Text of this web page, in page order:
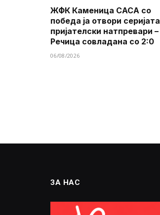
ЖФК Каменица САСА со
победа ја отвори серијата
пријателски натпревари –
Речица совладана со 2:0
06/08/2026
ЗА НАС